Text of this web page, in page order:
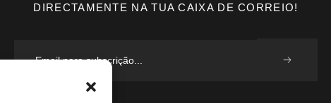
DIRECTAMENTE NA TUA CAIXA DE CORREIO!